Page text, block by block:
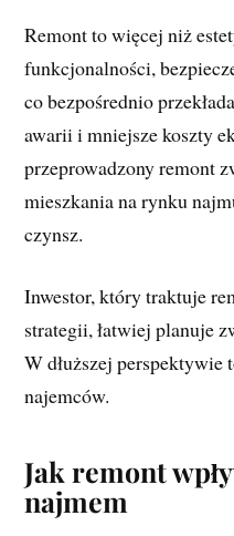
Remont to więcej niż
funkcjonalności,
co bezpośrednio
awarii i mniejsze koszty
przeprowadzony remont
mieszkania na rynku
czynsz.
Inwestor, który traktuje
strategii, łatwiej planuje
W dłuższej perspektywie
najemców.
Jak remont
najmem